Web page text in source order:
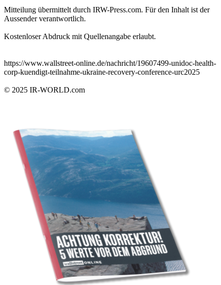
Mitteilung übermittelt durch IRW-Press.com. Für den Inhalt ist der
Aussender verantwortlich.
Kostenloser Abdruck mit Quellenangabe erlaubt.
https://www.wallstreet-online.de/nachricht/19607499-unidoc-health-
corp-kuendigt-teilnahme-ukraine-recovery-conference-urc2025
© 2025 IR-WORLD.com